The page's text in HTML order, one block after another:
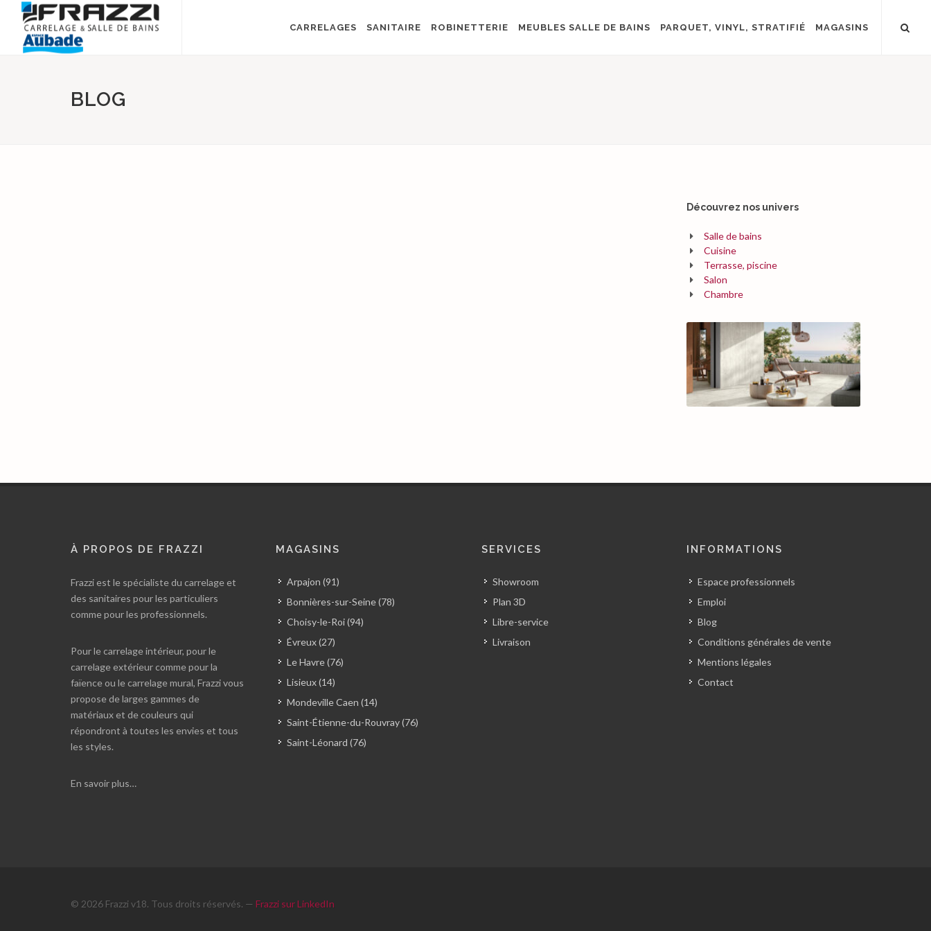
CARRELAGES SANITAIRE ROBINETTERIE MEUBLES SALLE DE BAINS PARQUET, VINYL, STRATIFIÉ MAGASINS
BLOG
Découvrez nos univers
Salle de bains
Cuisine
Terrasse, piscine
Salon
Chambre
À PROPOS DE FRAZZI
Frazzi est le spécialiste du carrelage et
des sanitaires pour les particuliers
comme pour les professionnels.
Pour le carrelage intérieur, pour le
carrelage extérieur comme pour la
faïence ou le carrelage mural, Frazzi vous
propose de larges gammes de
matériaux et de couleurs qui
répondront à toutes les envies et tous
les styles.
En savoir plus…
MAGASINS
Arpajon (91)
Bonnières-sur-Seine (78)
Choisy-le-Roi (94)
Évreux (27)
Le Havre (76)
Lisieux (14)
Mondeville Caen (14)
Saint-Étienne-du-Rouvray (76)
Saint-Léonard (76)
SERVICES
Showroom
Plan 3D
Libre-service
Livraison
INFORMATIONS
Espace professionnels
Emploi
Blog
Conditions générales de vente
Mentions légales
Contact
© 2026 Frazzi v18. Tous droits réservés. — Frazzi sur LinkedIn